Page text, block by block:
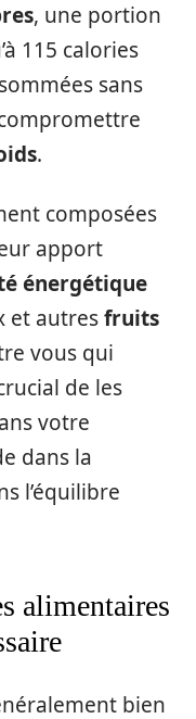
, une portion
115 calories
sans
.
composées
apport
énergétique
et autresfruits
vous qui
de les
votre
dans la
l’équilibre
alimentaires
bien